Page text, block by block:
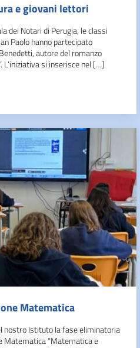
e giovani lettori
dei Notari di Perugia, le classi
Paolo hanno partecipato
autore del romanzo
L’iniziativa si inserisce nel […]
Matematica
nostro Istituto la fase eliminatoria
Matematica “Matematica e